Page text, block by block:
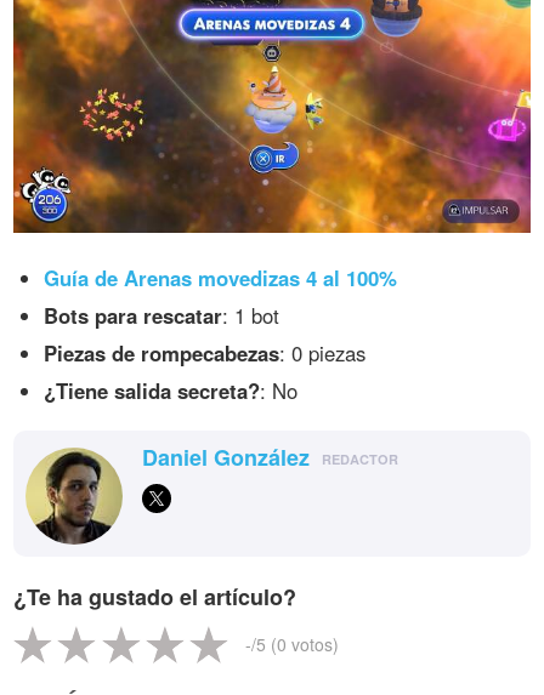
Guía de Arenas movedizas 4 al 100%
Bots para rescatar: 1 bot
Piezas de rompecabezas: 0 piezas
¿Tiene salida secreta?: No
Daniel González REDACTOR
¿Te ha gustado el artículo?
-/5 (0 votos)